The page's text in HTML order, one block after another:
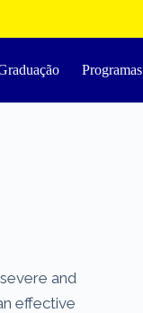
Programas
and
effective